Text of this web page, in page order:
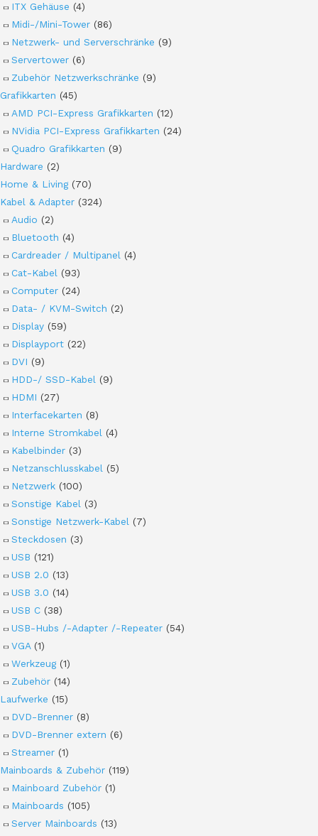
ITX Gehäuse (4)
Midi-/Mini-Tower (86)
Netzwerk- und Serverschränke (9)
Servertower (6)
Zubehör Netzwerkschränke (9)
Grafikkarten (45)
AMD PCI-Express Grafikkarten (12)
NVidia PCI-Express Grafikkarten (24)
Quadro Grafikkarten (9)
Hardware (2)
Home & Living (70)
Kabel & Adapter (324)
Audio (2)
Bluetooth (4)
Cardreader / Multipanel (4)
Cat-Kabel (93)
Computer (24)
Data- / KVM-Switch (2)
Display (59)
Displayport (22)
DVI (9)
HDD-/ SSD-Kabel (9)
HDMI (27)
Interfacekarten (8)
Interne Stromkabel (4)
Kabelbinder (3)
Netzanschlusskabel (5)
Netzwerk (100)
Sonstige Kabel (3)
Sonstige Netzwerk-Kabel (7)
Steckdosen (3)
USB (121)
USB 2.0 (13)
USB 3.0 (14)
USB C (38)
USB-Hubs /-Adapter /-Repeater (54)
VGA (1)
Werkzeug (1)
Zubehör (14)
Laufwerke (15)
DVD-Brenner (8)
DVD-Brenner extern (6)
Streamer (1)
Mainboards & Zubehör (119)
Mainboard Zubehör (1)
Mainboards (105)
Server Mainboards (13)